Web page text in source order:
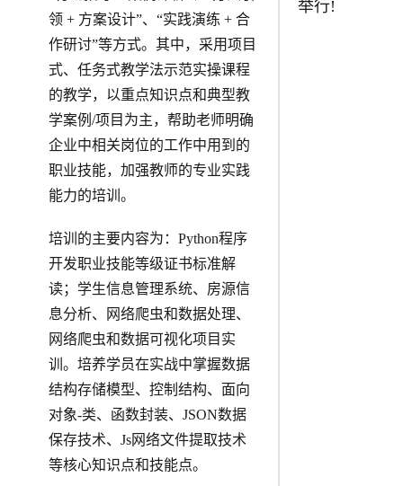
领 + 方案设计”、“实践演练 + 合
作研讨”等方式。其中，采用项目
式、任务式教学法示范实操课程
的教学，以重点知识点和典型教
学案例/项目为主，帮助老师明确
企业中相关岗位的工作中用到的
职业技能，加强教师的专业实践
能力的培训。
培训的主要内容为：Python程序
开发职业技能等级证书标准解
读；学生信息管理系统、房源信
息分析、网络爬虫和数据处理、
网络爬虫和数据可视化项目实
训。培养学员在实战中掌握数据
结构存储模型、控制结构、面向
对象-类、函数封装、JSON数据
保存技术、Js网络文件提取技术
等核心知识点和技能点。
举行!